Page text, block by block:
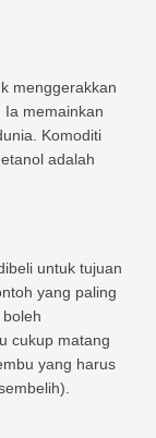
menggerakkan
Ia memainkan
Komoditi
adalah
untuk tujuan
yang paling
cukup matang
yang harus